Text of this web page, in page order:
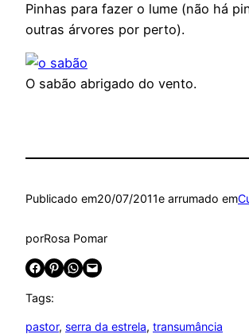
Pinhas para fazer o lume (não há
outras árvores por perto).
O sabão abrigado do vento.
Publicado em20/07/2011e arrumado em
porRosa Pomar
Share on Facebook Share on Pinterest Share on WhatsApp Email this Page
Tags:
pastor, serra da estrela, transumância